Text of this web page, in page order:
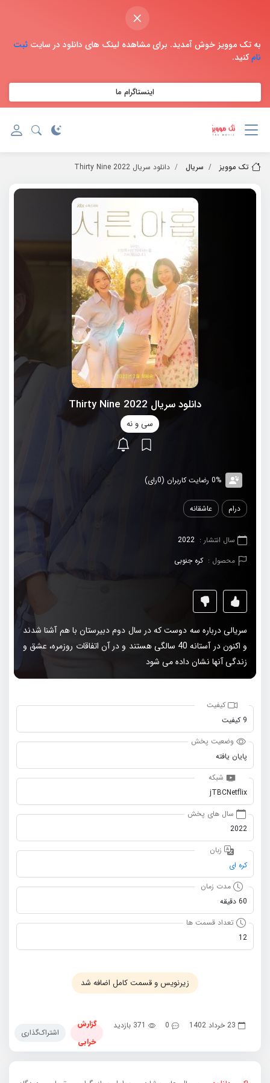
×
به تک موویز خوش آمدید. برای مشاهده لینک های دانلود در سایت ثبت
نامکنید.
اینستاگرام ما
تک موویز سریال دانلود سریال 2022 Thirty Nine
دانلود سریال 2022 Thirty Nine
سی و نه
0% رضایت کاربران (0رای)
درام عاشقانه
سال انتشار : 2022
محصول : کره جنوبی
سریالی درباره سه دوست که در سال دوم دبیرستان با هم آشنا شدند
و اکنون در آستانه 40 سالگی هستند و در آن اتفاقات روزمره، عشق و
زندگی آنها نشان داده می شود
کیفیت
9 کیفیت
وضعیت پخش
پایان یافته
شبکه
jTBCNetflix
سال های پخش
2022
زبان
کره ای
مدت زمان
60 دقیقه
تعداد قسمت ها
12
زیرنویس و قسمت کامل اضافه شد
23 خرداد 1402 0 371 بازدید
گزارش
خرابی
اشتراک‌گذاری